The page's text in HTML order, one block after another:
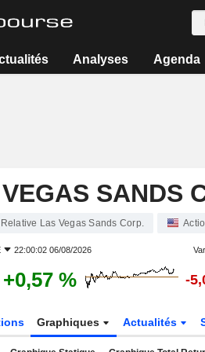
Analyses Agenda
SANDS
Las Vegas Sands Corp.
22:00:02 06/08/2026
+0,57 % -
Graphiques Actualités